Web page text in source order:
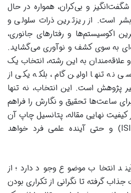
و بی‌کران، همواره در حال
است. از ریزترین ذرات سلولی و
اکوسیستم‌ها و رفتارهای جانوری،
به سوی کشف و نوآوری می‌گشاید.
علاقه‌مندان به این رشته، انتخاب یک
نه تنها اولین گام، بلکه یکی از
پژوهش است. این انتخاب، نه تنها
برای ساعت‌ها تحقیق و نگارش را فراهم
کیفیت نهایی مقاله، پتانسیل چاپ آن
در نشریات معتبر (مانند ISI) و حتی آینده علمی فرد خواهد
انتخاب موضوع وجود دارد؛ از
گرفته تا نگرانی از تکراری بودن